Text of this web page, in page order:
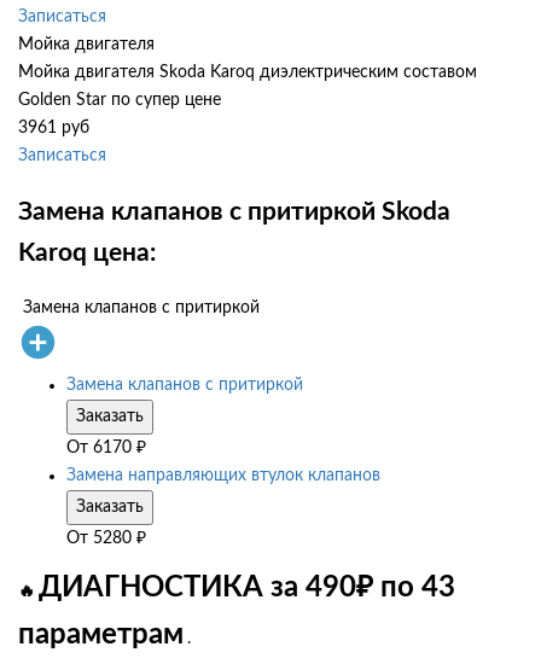
Записаться
Мойка двигателя
Мойка двигателя Skoda Karoq диэлектрическим составом
Golden Star по супер цене
3961 руб
Записаться
Замена клапанов с притиркой Skoda
Karoq цена:
Замена клапанов с притиркой
Замена клапанов с притиркой
Заказать
От 6170 ₽
Замена направляющих втулок клапанов
Заказать
От 5280 ₽
🔥 ДИАГНОСТИКА за 490₽ по 43
параметрам .